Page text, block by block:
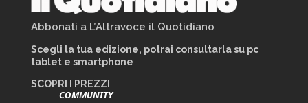
Abbonati a L’Altravoce il Quotidiano
Scegli la tua edizione, potrai consultarla su pc
tablet e smartphone
SCOPRI I PREZZI
COMMUNITY